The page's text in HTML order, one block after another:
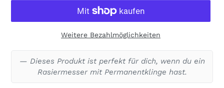
Weitere Bezahlmöglichkeiten
Dieses Produkt ist perfekt für dich, wenn du ein
Rasiermesser mit Permanentklinge hast.